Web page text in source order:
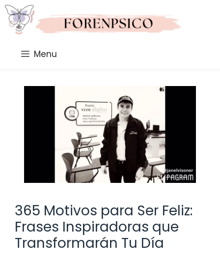
Saltar
al
contenido
Menu
365 Motivos para Ser Feliz:
Frases Inspiradoras que
Transformarán Tu Día